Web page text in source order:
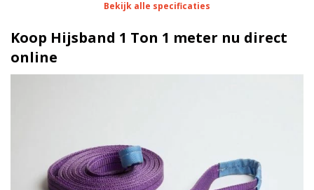
Ratel 7|1
Bekijk alle specificaties
Koop Hijsband 1 Ton 1 meter nu direct
online